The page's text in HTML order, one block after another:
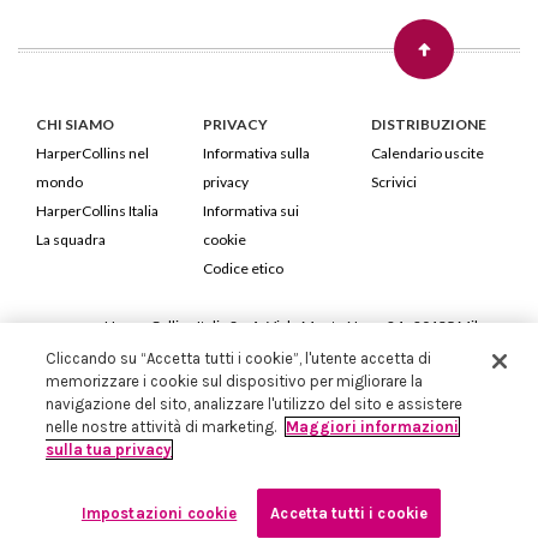
CHI SIAMO
HarperCollins nel
mondo
HarperCollins Italia
La squadra
PRIVACY
Informativa sulla
privacy
Informativa sui
cookie
Codice etico
DISTRIBUZIONE
Calendario uscite
Scrivici
HarperCollins Italia S.p.A. Viale Monte Nero, 84 - 20135 Milano
Cod. Fiscale e P.IVA 05946780151 - Capitale Sociale 258.250 €
Iscritta in Milano al Registro delle imprese nr.198004 e REA nr.1051898
Cliccando su “Accetta tutti i cookie”, l'utente accetta di
memorizzare i cookie sul dispositivo per migliorare la
navigazione del sito, analizzare l'utilizzo del sito e assistere
nelle nostre attività di marketing. Maggiori informazioni
sulla tua privacy
Impostazioni cookie Accetta tutti i cookie